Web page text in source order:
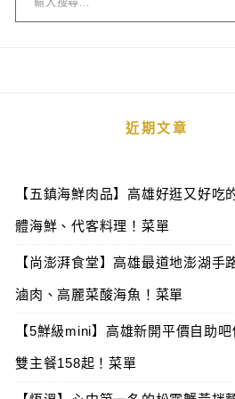
近期文章
【五鎮海鮮肉品】高雄好逛又好吃
體海鮮、代客料理！菜單
【尚澎湃食堂】高雄最道地澎湖手
滷肉、高麗菜酸海魚！菜單
【5鮮級mini】高雄新開平價自助吧
雙主餐158起！菜單